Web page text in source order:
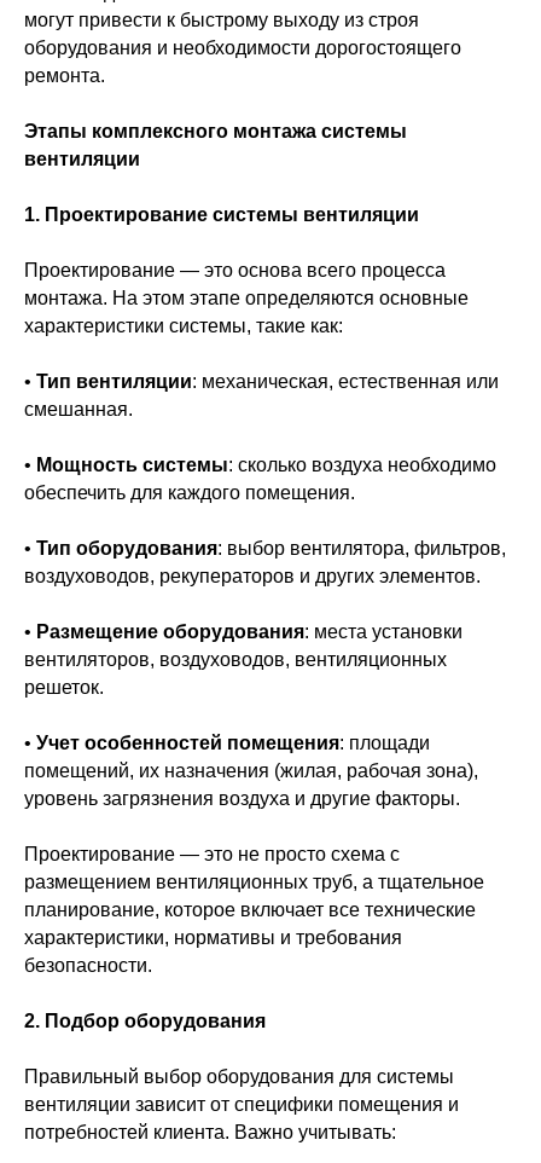
могут привести к быстрому выходу из строя
оборудования и необходимости дорогостоящего
ремонта.
Этапы комплексного монтажа системы
вентиляции
1. Проектирование системы вентиляции
Проектирование — это основа всего процесса
монтажа. На этом этапе определяются основные
характеристики системы, такие как:
• Тип вентиляции: механическая, естественная или
смешанная.
• Мощность системы: сколько воздуха необходимо
обеспечить для каждого помещения.
• Тип оборудования: выбор вентилятора, фильтров,
воздуховодов, рекуператоров и других элементов.
• Размещение оборудования: места установки
вентиляторов, воздуховодов, вентиляционных
решеток.
• Учет особенностей помещения: площади
помещений, их назначения (жилая, рабочая зона),
уровень загрязнения воздуха и другие факторы.
Проектирование — это не просто схема с
размещением вентиляционных труб, а тщательное
планирование, которое включает все технические
характеристики, нормативы и требования
безопасности.
2. Подбор оборудования
Правильный выбор оборудования для системы
вентиляции зависит от специфики помещения и
потребностей клиента. Важно учитывать: